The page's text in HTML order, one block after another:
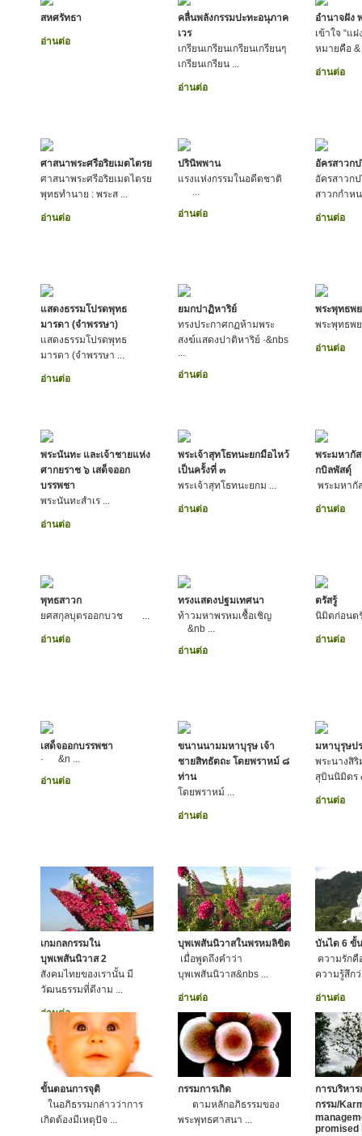
สหศรัทธา
อ่านต่อ
คลื่นพลังกรรมปะทะอนุภาค
เวร
เกรียนเกรียนเกรียนเกรียนๆ
เกรียนเกรียน ...
อ่านต่อ
อำนาจฝัง
เข้าใจ “แฝ
หมายคือ &
อ่านต่อ
ศาสนาพระศรีอริยเมตไตรย
ศาสนาพระศรีอริยเมตไตรย
พุทธทำนาย : พระส ...
อ่านต่อ
ปรินิพพาน
แรงแห่งกรรมในอดีตชาติ
...
อ่านต่อ
อัครสาวก
อัครสาวก
สาวกกำห
อ่านต่อ
แสดงธรรมโปรดพุทธ
มารดา (จำพรรษา)
แสดงธรรมโปรดพุทธ
มารดา (จำพรรษา ...
อ่านต่อ
ยมกปาฏิหาริย์
ทรงประกาศกฏห้ามพระ
สงฆ์แสดงปาติหาริย์ ·&nbs
...
อ่านต่อ
พระพุทธพ
พระพุทธ
อ่านต่อ
พระนันทะ และเจ้าชายแห่ง
ศากยราช ๖ เสด็จออก
บรรพชา
พระนันทะสำเร ...
อ่านต่อ
พระเจ้าสุทโธทนะยกมือไหว้
เป็นครั้งที่ ๓
พระเจ้าสุทโธทนะยกม ...
อ่านต่อ
พระมหากัส
กบิลพัสดุ์
พระมหากั
อ่านต่อ
พุทธสาวก
ยศสกุลบุตรออกบวช ...
อ่านต่อ
ทรงแสดงปฐมเทศนา
ท้าวมหาพรหมเชื้อเชิญ
&nb ...
อ่านต่อ
ตรัสรู้
นิมิตก่อน
อ่านต่อ
เสด็จออกบรรพชา
· &n ...
อ่านต่อ
ขนานนามมหาบุรุษ เจ้า
ชายสิทธัตถะ โดยพราหม์ ๘
ท่าน
โดยพราหม์ ...
อ่านต่อ
มหาบุรุษป
พระนางสิ
สุบินนิมิตร
อ่านต่อ
เกมกลกรรมใน
บุพเพสันนิวาส 2
สังคมไทยของเรานั้น มี
วัฒนธรรมที่ดีงาม ...
อ่านต่อ
บุพเพสันนิวาสในพรหมลิขิต
เมื่อพูดถึงคำว่า
บุพเพสันนิวาส&nbs ...
อ่านต่อ
บันได 6 ขั้
ความรักคื
ความรู้สึกว่
อ่านต่อ
ขั้นตอนการจุติ
ในอภิธรรมกล่าวว่าการ
เกิดต้องมีเหตุปัจ ...
กรรมการเกิด
ตามหลักอภิธรรมของ
พระพุทธศาสนา ...
การบริหา
กรรม/
promised